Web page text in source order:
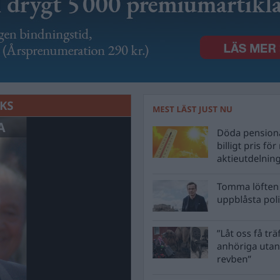
MEST LÄST JUST NU
Döda
billigt pris för
aktieutdelning
Tomma
uppblåsta
”Låt oss få
anhöriga
revben”